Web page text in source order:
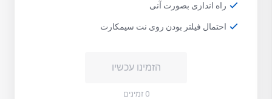
راه اندازی بصورت آنی
احتمال فیلتر بودن روی نت سیمکارت
הזמינו עכשיו
0 זמינים